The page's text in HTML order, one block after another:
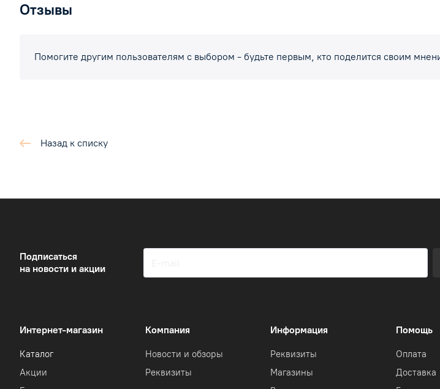
Отзывы
Помогите другим пользователям с выбором - будьте первым, кто поделится своим
Назад к списку
Подписаться
на новости и акции
Интернет-магазин
Каталог
Акции
Компания
Новости и обзоры
Реквизиты
Информация
Реквизиты
Магазины
Помощь
Оплата
Доставка